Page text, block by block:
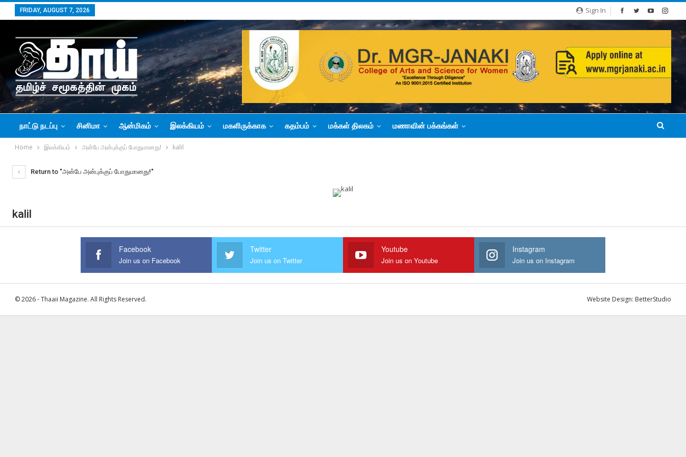
Sign In
FRIDAY, AUGUST 7, 2026
நாட்டு நடப்பு சினிமா ஆன்மிகம் இலக்கியம் மகளிருக்காக கதம்பம் மக்கள் திலகம் மணாவின் பக்கங்கள்
Home இலக்கியம் அன்பே அன்புக்குப் போதுமானது! kalil
Return to "அன்பே அன்புக்குப் போதுமானது!"
kalil
Facebook
Join us on Facebook
Twitter
Join us on Twitter
Youtube
Join us on Youtube
Instagram
Join us on Instagram
© 2026 - Thaaii Magazine. All Rights Reserved. Website Design: BetterStudio